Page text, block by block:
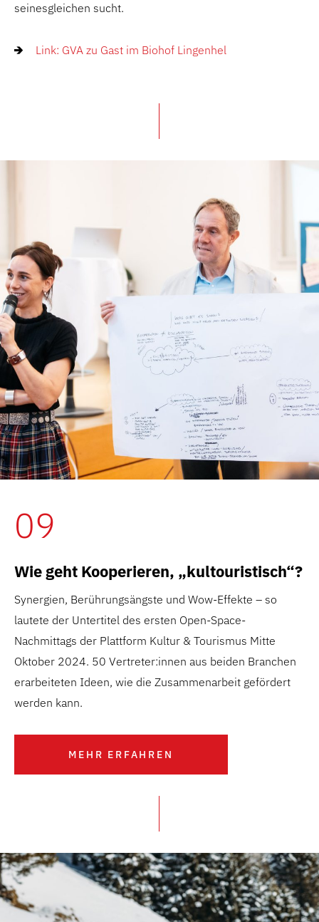
seinesgleichen sucht.
Link: GVA zu Gast im Biohof Lingenhel
09
Wie geht Kooperieren, „kultouristisch“?
Synergien, Berührungsängste und Wow-Effekte – so
lautete der Untertitel des ersten Open-Space-
Nachmittags der Plattform Kultur & Tourismus Mitte
Oktober 2024. 50 Vertreter:innen aus beiden Branchen
erarbeiteten Ideen, wie die Zusammenarbeit gefördert
werden kann.
MEHR ERFAHREN